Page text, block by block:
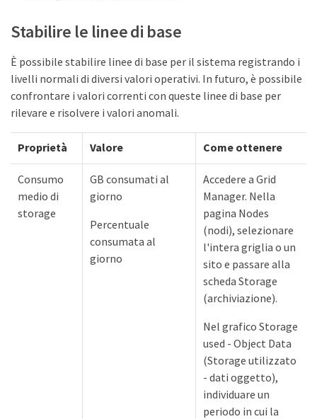
Stabilire le linee di base
È possibile stabilire linee di base per il sistema registrando i
livelli normali di diversi valori operativi. In futuro, è possibile
confrontare i valori correnti con queste linee di base per
rilevare e risolvere i valori anomali.
Proprietà Valore Come ottenere
Consumo
medio di
storage
GB consumati al
giorno
Percentuale
consumata al
giorno
Accedere a Grid
Manager. Nella
pagina Nodes
(nodi), selezionare
l'intera griglia o un
sito e passare alla
scheda Storage
(archiviazione).
Nel grafico Storage
used - Object Data
(Storage utilizzato
- dati oggetto),
individuare un
periodo in cui la